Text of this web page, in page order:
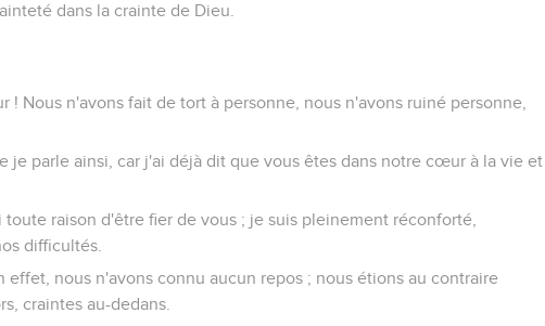
dans la crainte de Dieu.
Nous n'avons fait de tort à personne, nous n'avons ruiné personne,
je parle ainsi, car j'ai déjà dit que vous êtes dans notre cœur à la vie et
raison d'être fier de vous ; je suis pleinement réconforté,
difficultés.
nous n'avons connu aucun repos ; nous étions au contraire
craintes au-dedans.